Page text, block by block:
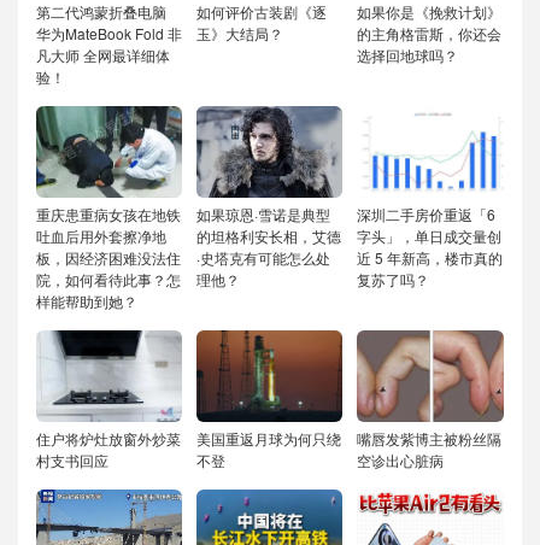
第二代鸿蒙折叠电脑
华为MateBook Fold 非
凡大师 全网最详细体
验！
如何评价古装剧《逐
玉》大结局？
如果你是《挽救计划》
的主角格雷斯，你还会
选择回地球吗？
重庆患重病女孩在地铁
吐血后用外套擦净地
板，因经济困难没法住
院，如何看待此事？怎
样能帮助到她？
如果琼恩·雪诺是典型
的坦格利安长相，艾德
·史塔克有可能怎么处
理他？
深圳二手房价重返「6
字头」，单日成交量创
近 5 年新高，楼市真的
复苏了吗？
住户将炉灶放窗外炒菜
村支书回应
美国重返月球为何只绕
不登
嘴唇发紫博主被粉丝隔
空诊出心脏病